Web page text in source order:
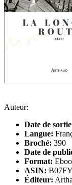
Auteur:
Date de
Langue:
Broché: 390
Date de
Format:
ASIN:
Éditeur: